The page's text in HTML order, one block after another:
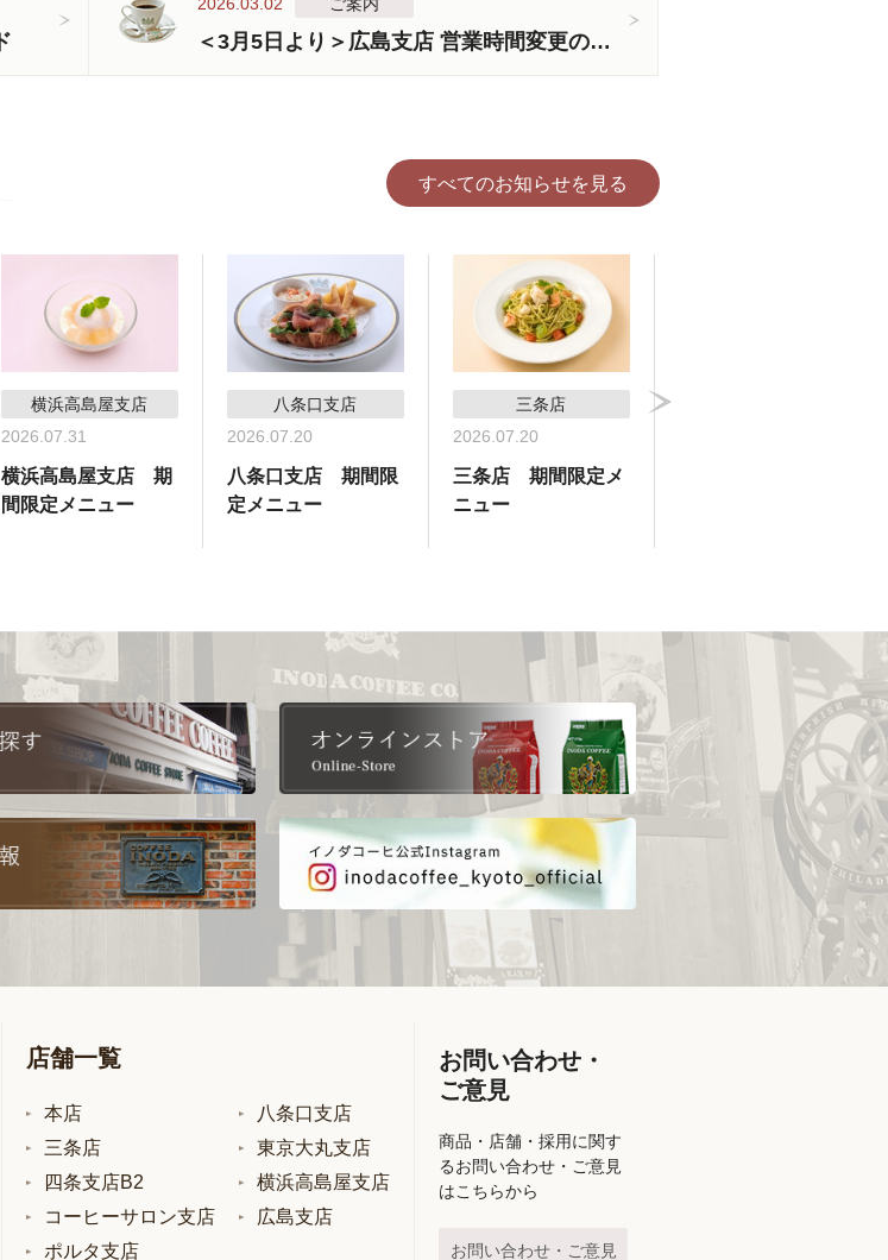
＜3月5日より＞広島支店 営業時間変更のお知らせ
すべてのお知らせを見る
横浜高島屋支店
2026.07.31
横浜高島屋支店 期
間限定メニュー
八条口支店
2026.07.20
八条口支店 期間限
定メニュー
三条店
2026.07.20
三条店 期間限定メ
ニュー
店舗一覧
本店
三条店
四条支店B2
コーヒーサロン支店
ポルタ支店
八条口支店
東京大丸支店
横浜高島屋支店
広島支店
お問い合わせ・
ご意見
商品・店舗・採用に関す
るお問い合わせ・ご意見
はこちらから
お問い合わせ・ご意見